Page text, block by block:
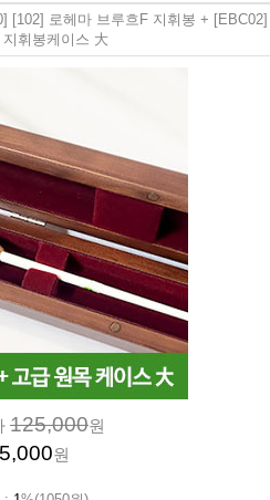
[102] 로헤마 브루흐F 지휘봉 + [EBC02]
휘봉케이스 大
125,000원
원